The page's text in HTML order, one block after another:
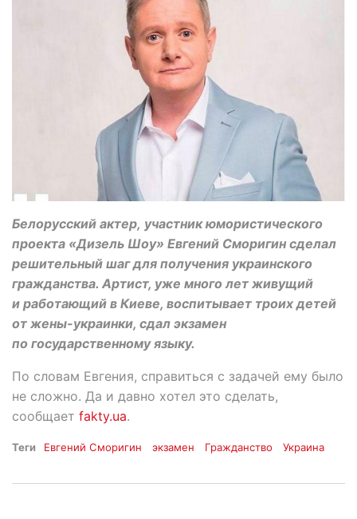
Белорусский актер, участник юмористического
проекта «Дизель Шоу» Евгений Сморигин сделал
решительный шаг для получения украинского
гражданства. Артист, уже много лет живущий
и работающий в Киеве, воспитывает троих детей
от жены-украинки, сдал экзамен
по государственному языку.
По словам Евгения, справиться с задачей ему было
не сложно. Да и давно хотел это сделать,
сообщает fakty.ua.
Теги Евгений Сморигин экзамен Гражданство Украина